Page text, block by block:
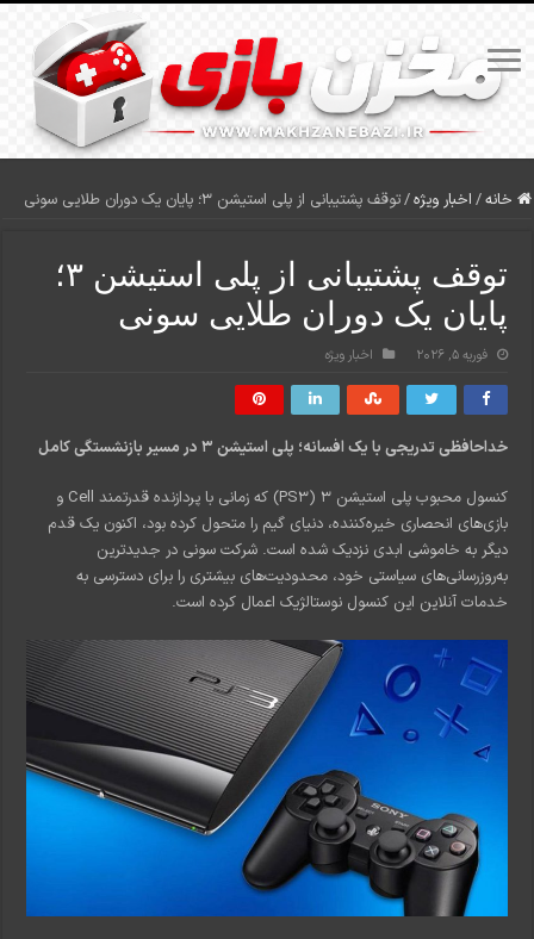
خانه/ اخبار ویژه/توقف پشتیبانی از پلی استیشن ۳؛ پایان یک دوران طلایی سونی
توقف پشتیبانی از پلی استیشن ۳؛
پایان یک دوران طلایی سونی
فوریه 5, 2026 اخبار ویژه
خداحافظی تدریجی با یک افسانه؛ پلی استیشن ۳ در مسیر بازنشستگی کامل
کنسول محبوب پلی استیشن ۳ (PS3) که زمانی با پردازنده قدرتمند Cell و
بازی‌های انحصاری خیره‌کننده، دنیای گیم را متحول کرده بود، اکنون یک قدم
دیگر به خاموشی ابدی نزدیک شده است. شرکت سونی در جدیدترین
به‌روزرسانی‌های سیاستی خود، محدودیت‌های بیشتری را برای دسترسی به
خدمات آنلاین این کنسول نوستالژیک اعمال کرده است.